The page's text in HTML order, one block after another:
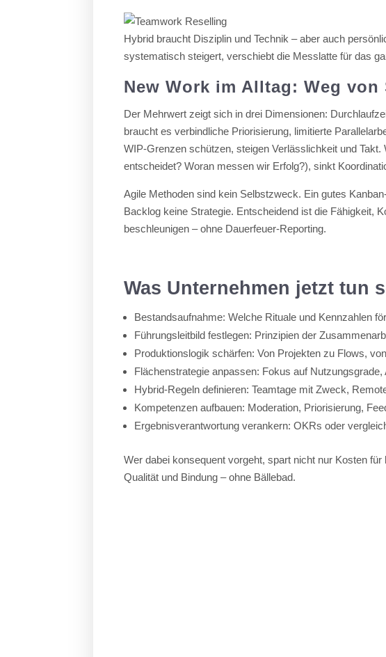
Hybrid braucht Disziplin und Technik – aber auch
systematisch steigert, verschiebt die Messlatte für das
New Work im Alltag: Weg
Der Mehrwert zeigt sich in drei Dimensionen:
braucht es verbindliche Priorisierung, limitierte
WIP-Grenzen schützen, steigen Verlässlichkeit und
entscheidet? Woran messen wir Erfolg?), sinkt
Agile Methoden sind kein Selbstzweck. Ein gutes
Backlog keine Strategie. Entscheidend ist die Fähigkeit,
beschleunigen – ohne Dauerfeuer-Reporting.
Was Unternehmen jetzt tun
Bestandsaufnahme: Welche Rituale und Kennzahlen
Führungsleitbild festlegen: Prinzipien der
Produktionslogik schärfen: Von Projekten zu Flows,
Flächenstrategie anpassen: Fokus auf
Hybrid-Regeln definieren: Teamtage mit Zweck,
Kompetenzen aufbauen: Moderation, Priorisierung,
Ergebnisverantwortung verankern: OKRs oder
Wer dabei konsequent vorgeht, spart nicht nur Kosten
Qualität und Bindung – ohne Bällebad.